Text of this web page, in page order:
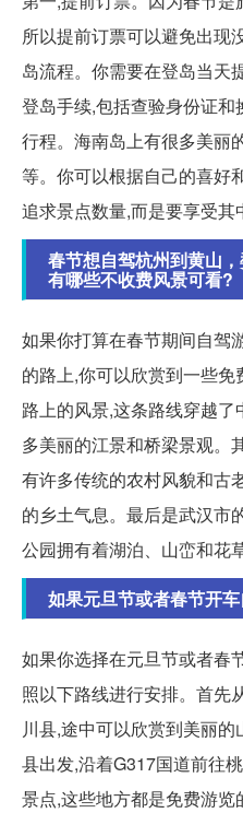
所以提前订票可以避免出现
岛流程。你需要在登岛当天
登岛手续,包括查验身份证
行程。海南岛上有很多美丽
等。你可以根据自己的喜好
追求景点数量,而是要享受其
春节想自驾杭州到黄山
有哪些不收费风景可看?
如果你打算在春节期间自驾
的路上,你可以欣赏到一些
路上的风景,这条路线穿越
多美丽的江景和桥梁景观。
有许多传统的农村风貌和古
的乡土气息。最后是武汉市
公园拥有着湖泊、山峦和花
如果元旦节或者春节开
如果你选择在元旦节或者春
照以下路线进行安排。首先
川县,途中可以欣赏到美丽
县出发,沿着G317国道前往
景点,这些地方都是免费游